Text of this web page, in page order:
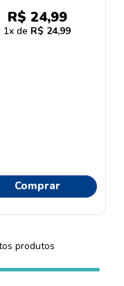
Sensível L4PG3
R$ 24,99
1 R$ 24,99
Comprar